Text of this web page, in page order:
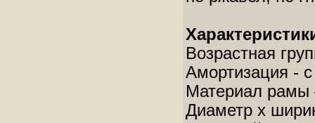
Возрастная
Амортизация -
Материал рамы
Диаметр x